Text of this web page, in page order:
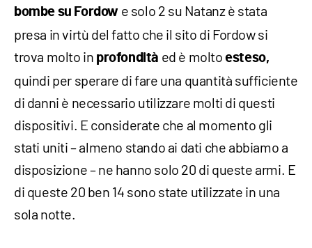
bombe su Fordow e solo 2 su Natanz è stata
presa in virtù del fatto che il sito di Fordow si
trova molto in profondità ed è moltoesteso,
quindi per sperare di fare una quantità sufficiente
di danni è necessario utilizzare molti di questi
dispositivi. E considerate che al momento gli
stati uniti – almeno stando ai dati che abbiamo a
disposizione – ne hanno solo 20 di queste armi. E
di queste 20 ben 14 sono state utilizzate in una
sola notte.